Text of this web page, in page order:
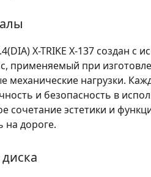
X-TRIKE X-137 создан с
применяемый при
нагрузки.
и безопасность в
сочетание эстетики и
на дороге.